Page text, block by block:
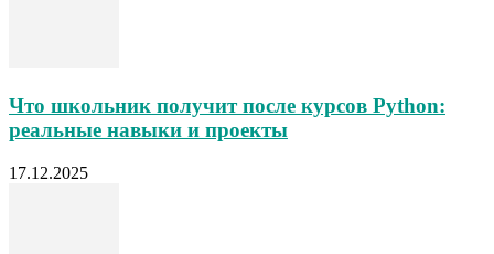
Что школьник получит после курсов Python:
реальные навыки и проекты
17.12.2025